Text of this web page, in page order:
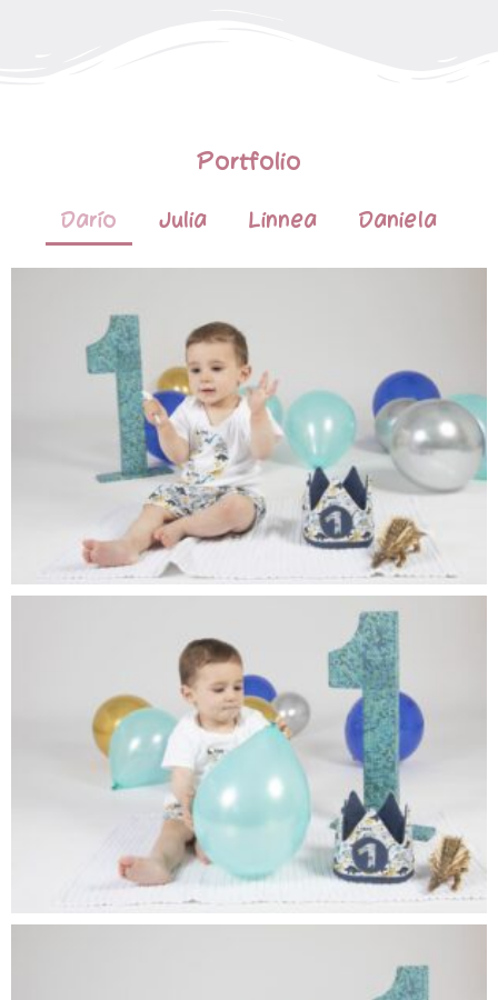
Portfolio
Darío Julia Linnea Daniela